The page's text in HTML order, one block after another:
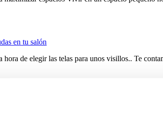
en tu salón
de elegir las telas para unos visillos.. Te
Sin distorsiones de color, haciendo las
o sofá.